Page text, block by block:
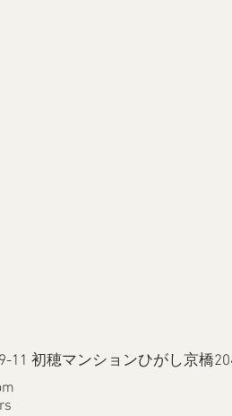
11 初穂マンションひがし京橋